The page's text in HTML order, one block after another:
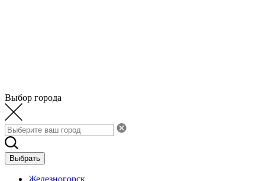
Выбор города
Выбрать
Железногорск